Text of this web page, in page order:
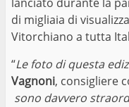
lanciato durante la
di migliaia di
Vitorchiano a tutta
“Le foto di questa
Vagnoni, consigliere
sono davvero